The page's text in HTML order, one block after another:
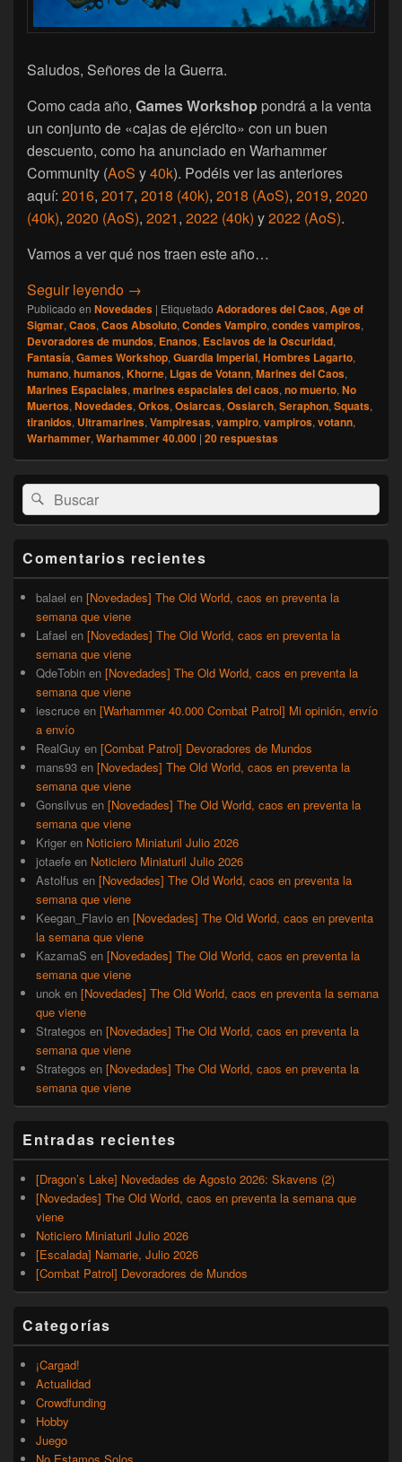
Saludos, Señores de la Guerra.
Como cada año, Games Workshop pondrá a la venta
un conjunto de «cajas de ejército» con un buen
descuento, como ha anunciado en Warhammer
Community (AoS y40k). Podéis ver las anteriores
aquí: 2016, 2017, 2018 (40k), 2018 (AoS), 2019, 2020
(40k), 2020 (AoS), 2021, 2022 (40k) y2022 (AoS).
Vamos a ver qué nos traen este año…
Seguir leyendo [Games Workshop] Las cajas de estas
→
Publicado en Novedades | Etiquetado Adoradores del Caos, Age of
Sigmar, Caos, Caos Absoluto, Condes Vampiro, condes vampiros,
Devoradores de mundos, Enanos, Esclavos de la Oscuridad,
Fantasía, Games Workshop, Guardia Imperial, Hombres Lagarto,
humano, humanos, Khorne, Ligas de Votann, Marines del Caos,
Marines Espaciales, marines espaciales del caos, no muerto, No
Muertos, Novedades, Orkos, Osiarcas, Ossiarch, Seraphon, Squats,
tiranidos, Ultramarines, Vampiresas, vampiro, vampiros, votann,
Warhammer, Warhammer 40.000 | 20respuestas
El
área
de
widget
lateral
primaria
Buscar
por:
Buscar
Comentarios recientes
balael en [Novedades] The Old World, caos en preventa la
semana que viene
Lafael en [Novedades] The Old World, caos en preventa la
semana que viene
QdeTobin en [Novedades] The Old World, caos en preventa la
semana que viene
iescruce en [Warhammer 40.000 Combat Patrol] Mi opinión, envío
a envío
RealGuy en [Combat Patrol] Devoradores de Mundos
mans93 en [Novedades] The Old World, caos en preventa la
semana que viene
Gonsilvus en [Novedades] The Old World, caos en preventa la
semana que viene
Kriger en Noticiero Miniaturil Julio 2026
jotaefe en Noticiero Miniaturil Julio 2026
Astolfus en [Novedades] The Old World, caos en preventa la
semana que viene
Keegan_Flavio en [Novedades] The Old World, caos en preventa
la semana que viene
KazamaS en [Novedades] The Old World, caos en preventa la
semana que viene
unok en [Novedades] The Old World, caos en preventa la semana
que viene
Strategos en [Novedades] The Old World, caos en preventa la
semana que viene
Strategos en [Novedades] The Old World, caos en preventa la
semana que viene
Entradas recientes
[Dragon’s Lake] Novedades de Agosto 2026: Skavens (2)
[Novedades] The Old World, caos en preventa la semana que
viene
Noticiero Miniaturil Julio 2026
[Escalada] Namarie, Julio 2026
[Combat Patrol] Devoradores de Mundos
Categorías
¡Cargad!
Actualidad
Crowdfunding
Hobby
Juego